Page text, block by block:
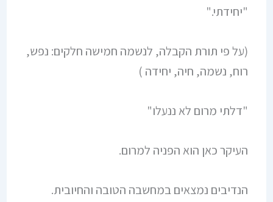
"יחידתי."
(על פי תורת הקבלה, לנשמה חמישה חלקים: נפש,
רוח, נשמה, חיה, יחידה )
"דלתי מרום לא ננעלו"
העיקר כאן הוא הפניה למרום.
הנדיבים נמצאים במחשבה הטובה והחיובית.